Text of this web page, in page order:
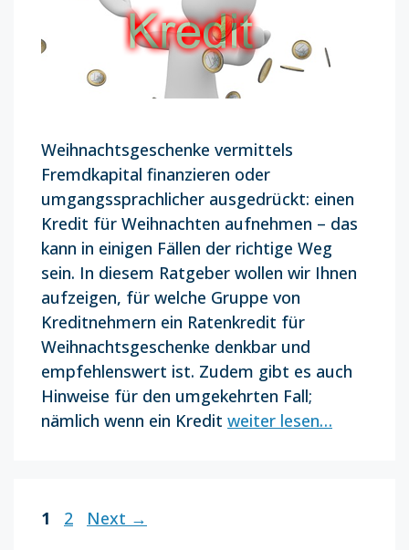
Weihnachtsgeschenke vermittels
Fremdkapital finanzieren oder
umgangssprachlicher ausgedrückt: einen
Kredit für Weihnachten aufnehmen – das
kann in einigen Fällen der richtige Weg
sein. In diesem Ratgeber wollen wir Ihnen
aufzeigen, für welche Gruppe von
Kreditnehmern ein Ratenkredit für
Weihnachtsgeschenke denkbar und
empfehlenswert ist. Zudem gibt es auch
Hinweise für den umgekehrten Fall;
nämlich wenn ein Kredit weiter lesen…
Page
1 Page
2 Next →